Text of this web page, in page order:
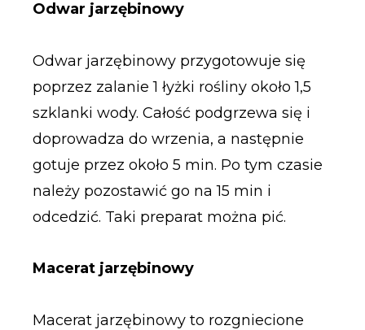
Odwar jarzębinowy
Odwar jarzębinowy przygotowuje się
poprzez zalanie 1 łyżki rośliny około 1,5
szklanki wody. Całość podgrzewa się i
doprowadza do wrzenia, a następnie
gotuje przez około 5 min. Po tym czasie
należy pozostawić go na 15 min i
odcedzić. Taki preparat można pić.
Macerat jarzębinowy
Macerat jarzębinowy to rozgniecione